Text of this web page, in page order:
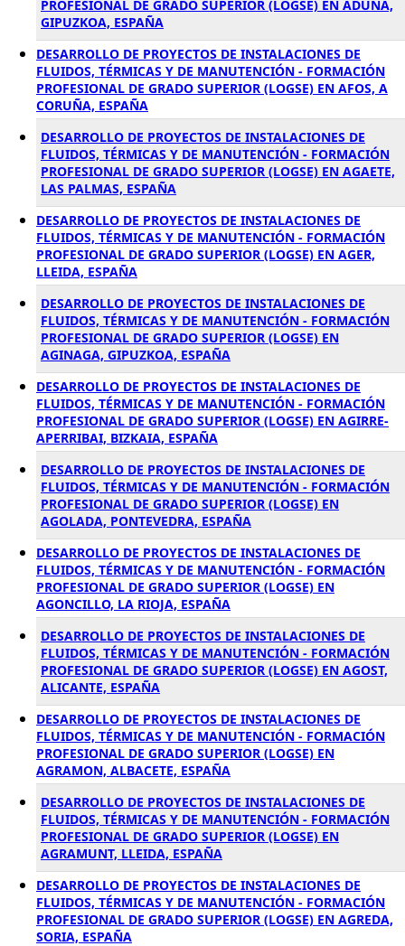
PROFESIONAL DE GRADO SUPERIOR (LOGSE) EN ADUNA,
GIPUZKOA, ESPAÑA
DESARROLLO DE PROYECTOS DE INSTALACIONES DE
FLUIDOS, TÉRMICAS Y DE MANUTENCIÓN - FORMACIÓN
PROFESIONAL DE GRADO SUPERIOR (LOGSE) EN AFOS, A
CORUÑA, ESPAÑA
DESARROLLO DE PROYECTOS DE INSTALACIONES DE
FLUIDOS, TÉRMICAS Y DE MANUTENCIÓN - FORMACIÓN
PROFESIONAL DE GRADO SUPERIOR (LOGSE) EN AGAETE,
LAS PALMAS, ESPAÑA
DESARROLLO DE PROYECTOS DE INSTALACIONES DE
FLUIDOS, TÉRMICAS Y DE MANUTENCIÓN - FORMACIÓN
PROFESIONAL DE GRADO SUPERIOR (LOGSE) EN AGER,
LLEIDA, ESPAÑA
DESARROLLO DE PROYECTOS DE INSTALACIONES DE
FLUIDOS, TÉRMICAS Y DE MANUTENCIÓN - FORMACIÓN
PROFESIONAL DE GRADO SUPERIOR (LOGSE) EN
AGINAGA, GIPUZKOA, ESPAÑA
DESARROLLO DE PROYECTOS DE INSTALACIONES DE
FLUIDOS, TÉRMICAS Y DE MANUTENCIÓN - FORMACIÓN
PROFESIONAL DE GRADO SUPERIOR (LOGSE) EN AGIRRE-
APERRIBAI, BIZKAIA, ESPAÑA
DESARROLLO DE PROYECTOS DE INSTALACIONES DE
FLUIDOS, TÉRMICAS Y DE MANUTENCIÓN - FORMACIÓN
PROFESIONAL DE GRADO SUPERIOR (LOGSE) EN
AGOLADA, PONTEVEDRA, ESPAÑA
DESARROLLO DE PROYECTOS DE INSTALACIONES DE
FLUIDOS, TÉRMICAS Y DE MANUTENCIÓN - FORMACIÓN
PROFESIONAL DE GRADO SUPERIOR (LOGSE) EN
AGONCILLO, LA RIOJA, ESPAÑA
DESARROLLO DE PROYECTOS DE INSTALACIONES DE
FLUIDOS, TÉRMICAS Y DE MANUTENCIÓN - FORMACIÓN
PROFESIONAL DE GRADO SUPERIOR (LOGSE) EN AGOST,
ALICANTE, ESPAÑA
DESARROLLO DE PROYECTOS DE INSTALACIONES DE
FLUIDOS, TÉRMICAS Y DE MANUTENCIÓN - FORMACIÓN
PROFESIONAL DE GRADO SUPERIOR (LOGSE) EN
AGRAMON, ALBACETE, ESPAÑA
DESARROLLO DE PROYECTOS DE INSTALACIONES DE
FLUIDOS, TÉRMICAS Y DE MANUTENCIÓN - FORMACIÓN
PROFESIONAL DE GRADO SUPERIOR (LOGSE) EN
AGRAMUNT, LLEIDA, ESPAÑA
DESARROLLO DE PROYECTOS DE INSTALACIONES DE
FLUIDOS, TÉRMICAS Y DE MANUTENCIÓN - FORMACIÓN
PROFESIONAL DE GRADO SUPERIOR (LOGSE) EN AGREDA,
SORIA, ESPAÑA